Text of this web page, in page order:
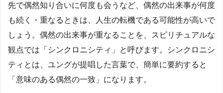
先で偶然知り合いに何度も会うなど、偶然の出来事が何度
も続く・重なるときは、人生の転機である可能性が高いで
しょう。偶然の出来事が重なることを、スピリチュアルな
観点では「シンクロニシティ」と呼びます。シンクロニシ
ティとは、ユングが提唱した言葉で、簡単に要約すると
「意味のある偶然の一致」になります。